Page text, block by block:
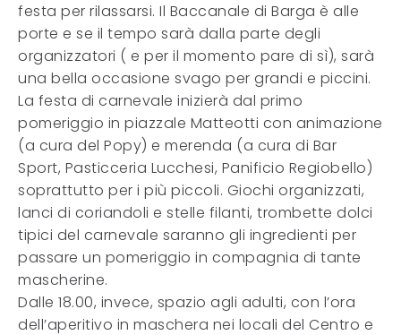
festa per rilassarsi. Il Baccanale di Barga è alle
porte e se il tempo sarà dalla parte degli
organizzatori ( e per il momento pare di sì), sarà
una bella occasione svago per grandi e piccini.
La festa di carnevale inizierà dal primo
pomeriggio in piazzale Matteotti con animazione
(a cura del Popy) e merenda (a cura di Bar
Sport, Pasticceria Lucchesi, Panificio Regiobello)
soprattutto per i più piccoli. Giochi organizzati,
lanci di coriandoli e stelle filanti, trombette dolci
tipici del carnevale saranno gli ingredienti per
passare un pomeriggio in compagnia di tante
mascherine.
Dalle 18.00, invece, spazio agli adulti, con l’ora
dell’aperitivo in maschera nei locali del Centro e